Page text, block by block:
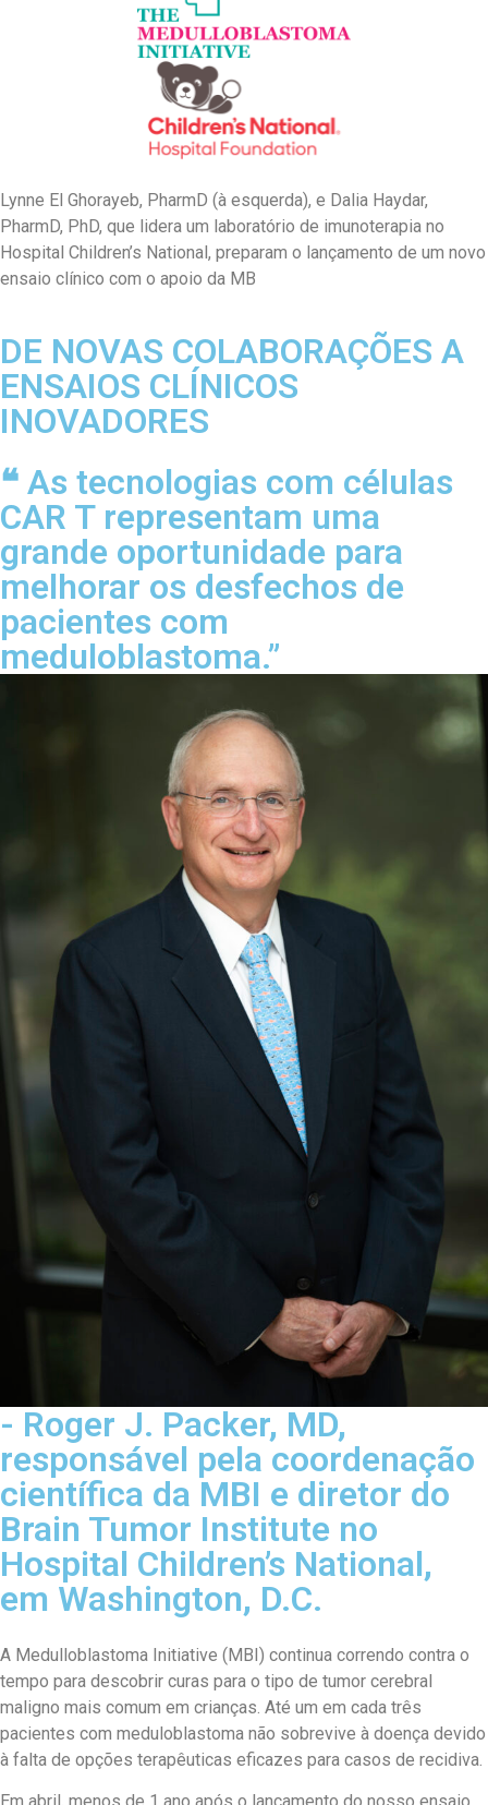
Lynne El Ghorayeb, PharmD (à esquerda), e Dalia Haydar,
PharmD, PhD, que lidera um laboratório de imunoterapia no
Hospital Children’s National, preparam o lançamento de um novo
ensaio clínico com o apoio da MB
DE NOVAS COLABORAÇÕES A
ENSAIOS CLÍNICOS
INOVADORES
❝ As tecnologias com células
CAR T representam uma
grande oportunidade para
melhorar os desfechos de
pacientes com
meduloblastoma.”
- Roger J. Packer, MD,
responsável pela coordenação
científica da MBI e diretor do
Brain Tumor Institute no
Hospital Children’s National,
em Washington, D.C.
A Medulloblastoma Initiative (MBI) continua correndo contra o
tempo para descobrir curas para o tipo de tumor cerebral
maligno mais comum em crianças. Até um em cada três
pacientes com meduloblastoma não sobrevive à doença devido
à falta de opções terapêuticas eficazes para casos de recidiva.